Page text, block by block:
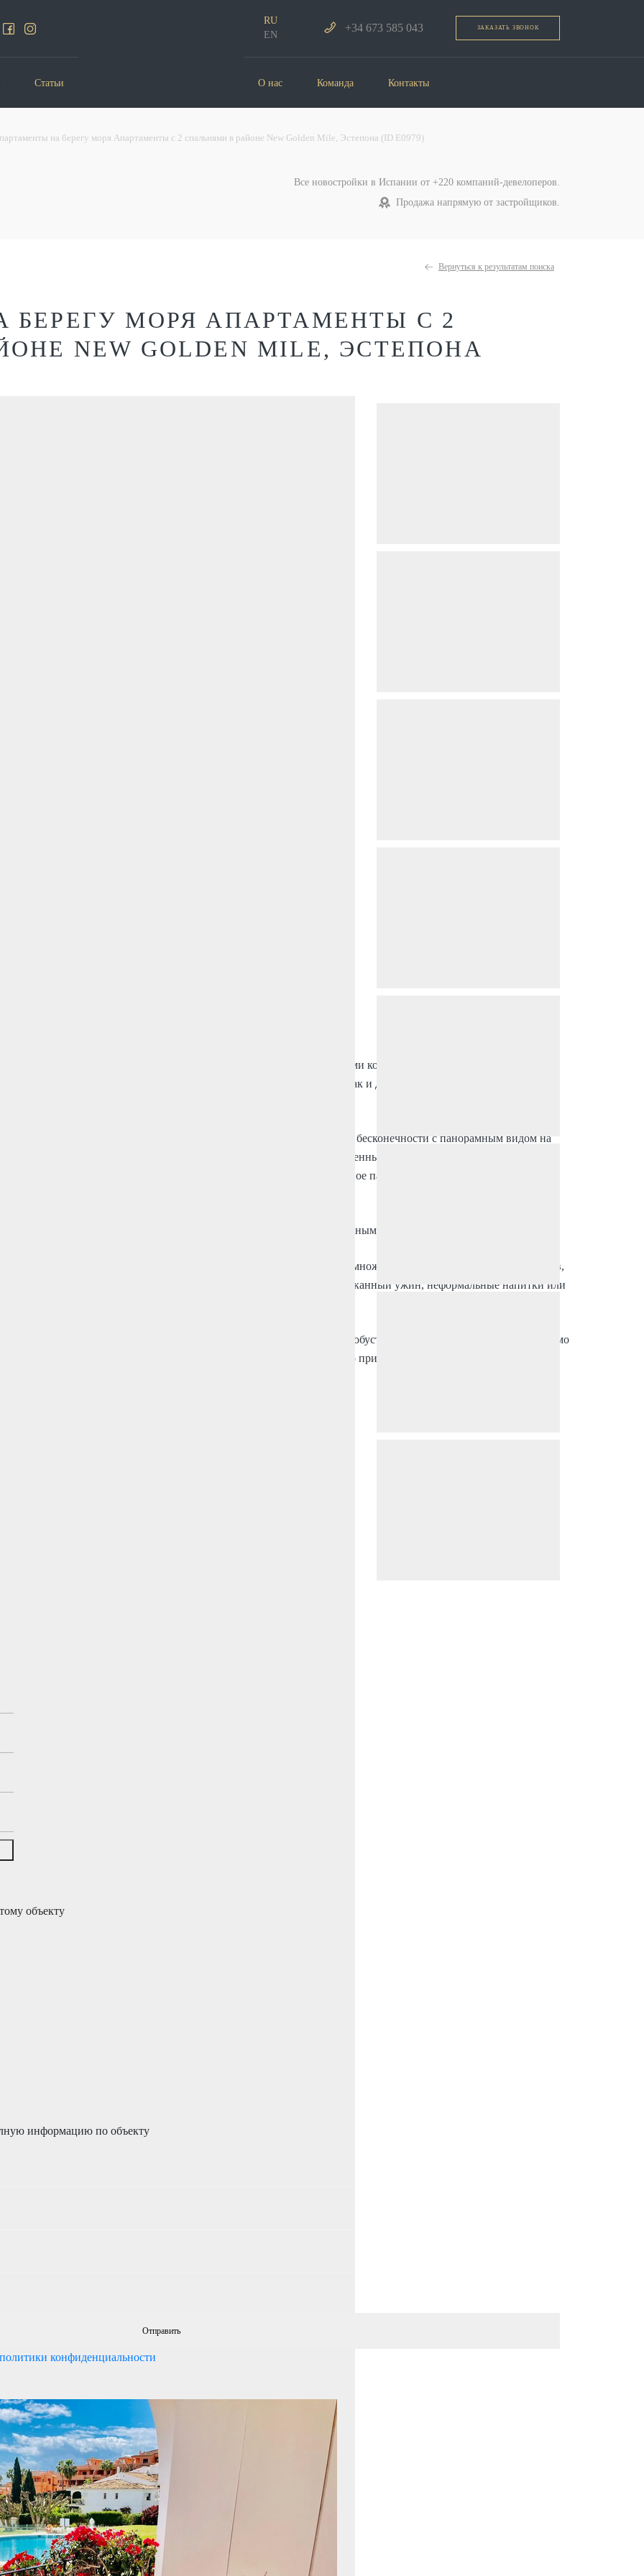
RU
EN
+34 673 585 043 ЗАКАЗАТЬ ЗВОНОК
Статьи О нас Команда Контакты
на берегу моря Апартаменты с 2 спальнями в районе New Golden Mile, Эстепона (ID E0979)
Все новостройки в Испании от +220 компаний-девелоперов.
Продажа напрямую от застройщиков.
Вернуться к результатам поиска
БЕРЕГУ МОРЯ АПАРТАМЕНТЫ С 2
NEW GOLDEN MILE, ЭСТЕПОНА
Cosmo Beach
удобства в этих потрясающих апартаментах с 2 спальнями и 2 ванными комнатами на берегу моря, всего в 5
Идеально расположенная для тех, кто ценит как спокойствие, так и доступность, эта полностью
образ жизни.
на крыше, которая расширяет возможности бассейна с эффектом бесконечности с панорамным видом на
Зайдите внутрь, чтобы увидеть очень ухоженный дом, оснащенный кондиционером для
кухней со всей бытовой техникой. В квартире также есть 1 частное парковочное место и специальное
наряду с местоположением.
на свежем воздухе или насладиться утренним кофе с легким прибрежным бризом.
прямо у вашего порога. В нескольких минутах ходьбы вы найдете множество магазинов, баров и ресторанов,
крупные супермаркеты. Независимо от того, настроены ли вы на изысканный ужин, неформальные напитки или
аренду, она находится в отличном состоянии и готова к заселению и обустройству по вашему вкусу. Независимо
место для отдыха или выгодную инвестиционную недвижимость, это прибрежное убежище подойдет вам по
объекту
информацию по объекту
политики конфиденциальности